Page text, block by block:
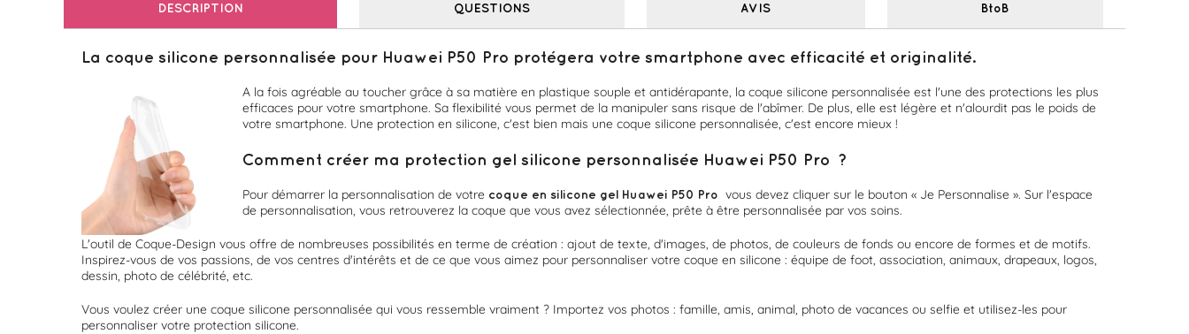
DESCRIPTION QUESTIONS AVIS BtoB
La coque silicone personnalisée pour Huawei P50 Pro protégera votre smartphone avec efficacité et originalité.
A la fois agréable au toucher grâce à sa matière en plastique souple et antidérapante, la coque silicone personnalisée est l'une des protections les plus
efficaces pour votre smartphone. Sa flexibilité vous permet de la manipuler sans risque de l'abîmer. De plus, elle est légère et n'alourdit pas le poids de
votre smartphone. Une protection en silicone, c'est bien mais une coque silicone personnalisée, c'est encore mieux !
Comment créer ma protection gel silicone personnalisée Huawei P50 Pro ?
Pour démarrer la personnalisation de votre coque en silicone gel Huawei P50 Pro vous devez cliquer sur le bouton « Je Personnalise ». Sur l'espace
de personnalisation, vous retrouverez la coque que vous avez sélectionnée, prête à être personnalisée par vos soins.
L'outil de Coque-Design vous offre de nombreuses possibilités en terme de création : ajout de texte, d'images, de photos, de couleurs de fonds ou encore de formes et de motifs.
Inspirez-vous de vos passions, de vos centres d'intérêts et de ce que vous aimez pour personnaliser votre coque en silicone : équipe de foot, association, animaux, drapeaux, logos,
dessin, photo de célébrité, etc.
Vous voulez créer une coque silicone personnalisée qui vous ressemble vraiment ? Importez vos photos : famille, amis, animal, photo de vacances ou selfie et utilisez-les pour
personnaliser votre protection silicone.